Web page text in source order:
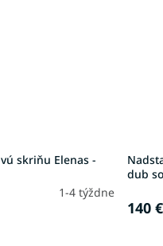
skriňu Elenas -
1-4 týždne
dub
140 €